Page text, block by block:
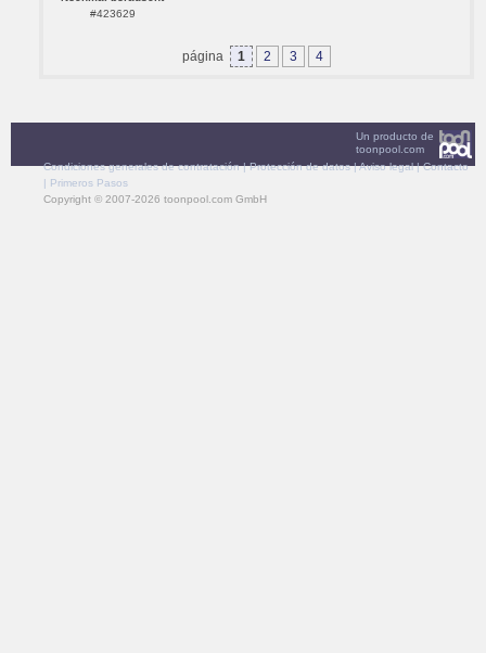
#423629
página 1 2 3 4
Un producto de
toonpool.com
Condiciones generales de contratación|Protección de datos|Aviso legal|Contacto
| Primeros Pasos
Copyright © 2007-2026 toonpool.com GmbH